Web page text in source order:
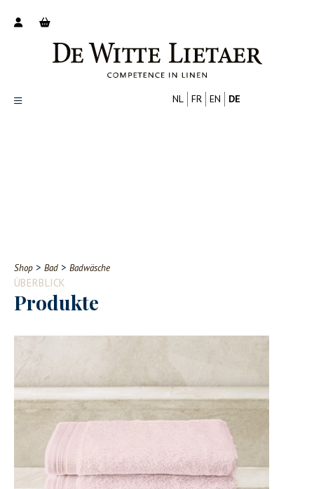
Contact
NL FR EN DE
Shop > Bad > Badwäsche
ÜBERBLICK
Produkte